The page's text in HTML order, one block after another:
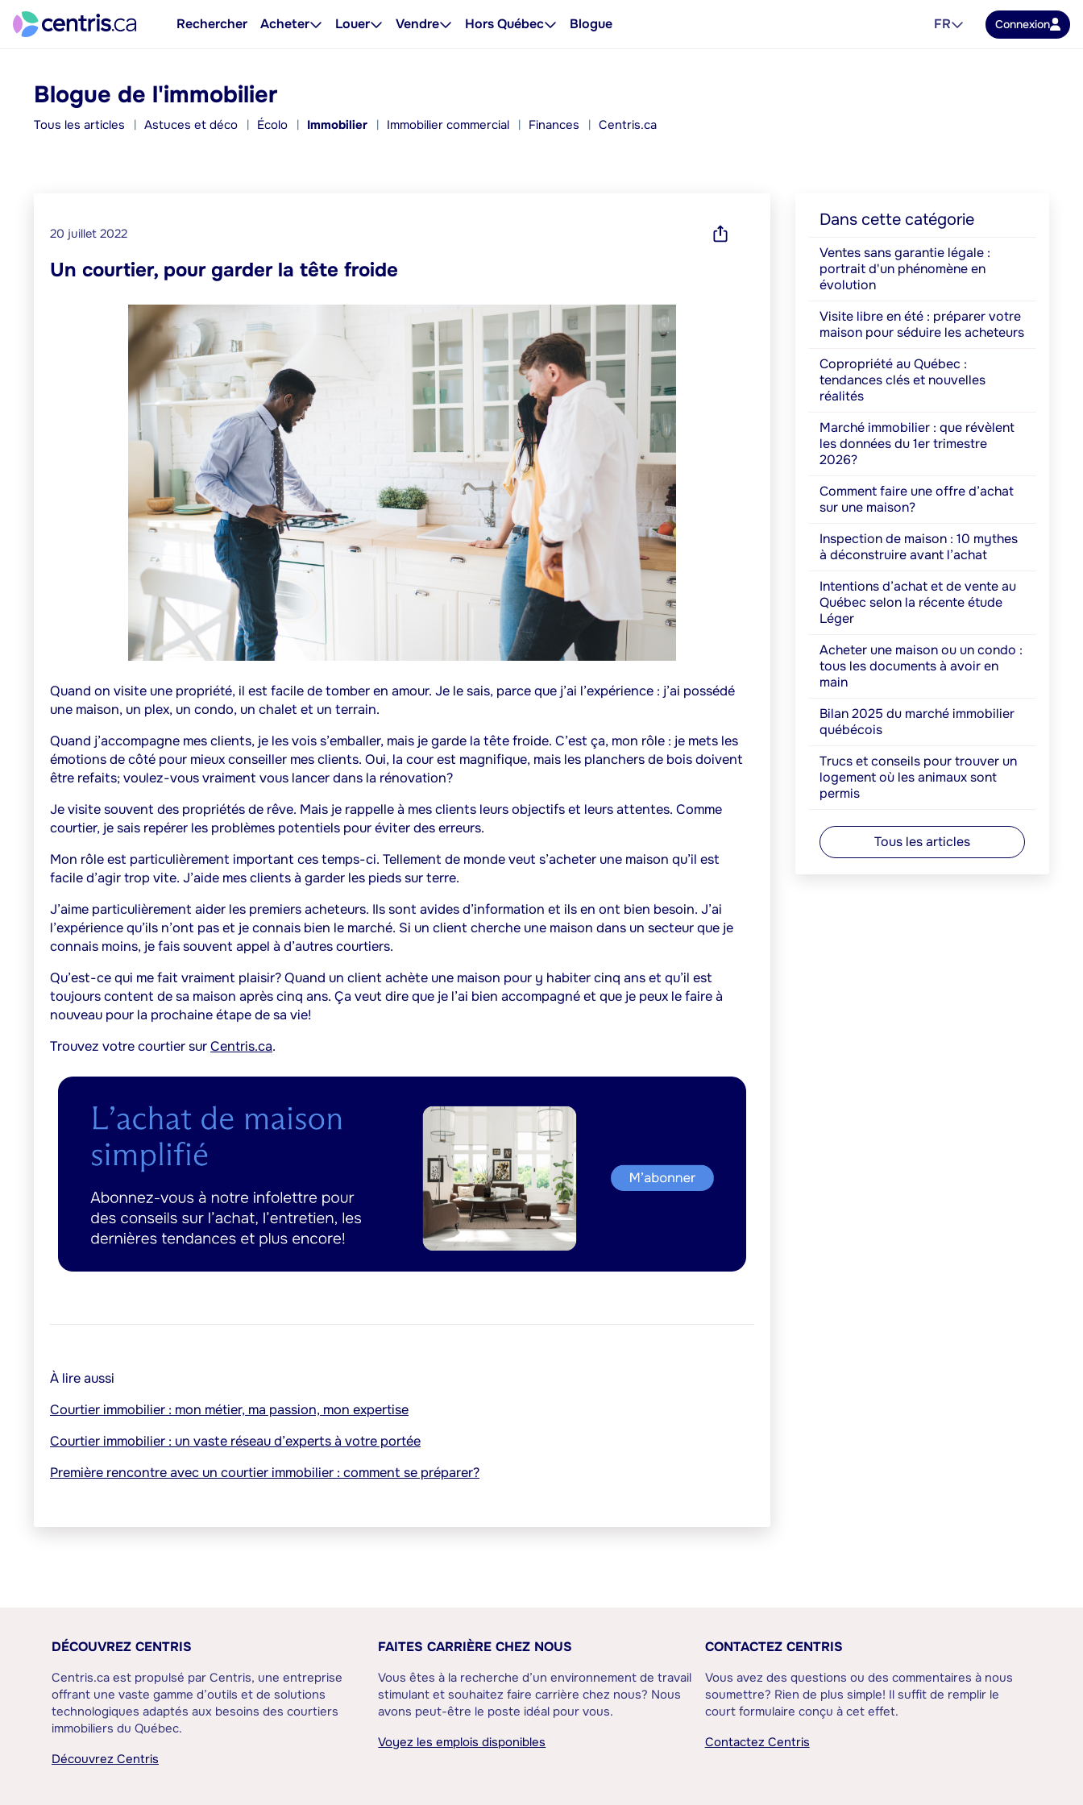
Rechercher Acheter Louer Vendre Hors Québec Blogue FR Connexion
Blogue de l'immobilier
Tous les articles Astuces et déco Écolo Immobilier Immobilier commercial Finances Centris.ca
20 juillet 2022
Un courtier, pour garder la tête froide
Quand on visite une propriété, il est facile de tomber en amour. Je le sais, parce que j’ai l’expérience : j’ai possédé
une maison, un plex, un condo, un chalet et un terrain.
Quand j’accompagne mes clients, je les vois s’emballer, mais je garde la tête froide. C’est ça, mon rôle : je mets les
émotions de côté pour mieux conseiller mes clients. Oui, la cour est magnifique, mais les planchers de bois doivent
être refaits; voulez-vous vraiment vous lancer dans la rénovation?
Je visite souvent des propriétés de rêve. Mais je rappelle à mes clients leurs objectifs et leurs attentes. Comme
courtier, je sais repérer les problèmes potentiels pour éviter des erreurs.
Mon rôle est particulièrement important ces temps-ci. Tellement de monde veut s’acheter une maison qu’il est
facile d’agir trop vite. J’aide mes clients à garder les pieds sur terre.
J’aime particulièrement aider les premiers acheteurs. Ils sont avides d’information et ils en ont bien besoin. J’ai
l’expérience qu’ils n’ont pas et je connais bien le marché. Si un client cherche une maison dans un secteur que je
connais moins, je fais souvent appel à d’autres courtiers.
Qu’est-ce qui me fait vraiment plaisir? Quand un client achète une maison pour y habiter cinq ans et qu’il est
toujours content de sa maison après cinq ans. Ça veut dire que je l’ai bien accompagné et que je peux le faire à
nouveau pour la prochaine étape de sa vie!
Trouvez votre courtier surCentris.ca.
À lire aussi
Courtier immobilier : mon métier, ma passion, mon expertise
Courtier immobilier : un vaste réseau d’experts à votre portée
Première rencontre avec un courtier immobilier : comment se préparer?
Dans cette catégorie
Ventes sans garantie légale :
portrait d'un phénomène en
évolution
Visite libre en été : préparer votre
maison pour séduire les acheteurs
Copropriété au Québec :
tendances clés et nouvelles
réalités
Marché immobilier : que révèlent
les données du 1er trimestre
2026?
Comment faire une offre d’achat
sur une maison?
Inspection de maison : 10 mythes
à déconstruire avant l’achat
Intentions d’achat et de vente au
Québec selon la récente étude
Léger
Acheter une maison ou un condo :
tous les documents à avoir en
main
Bilan 2025 du marché immobilier
québécois
Trucs et conseils pour trouver un
logement où les animaux sont
permis
Tous les articles
DÉCOUVREZ CENTRIS
Centris.ca est propulsé par Centris, une entreprise
offrant une vaste gamme d’outils et de solutions
technologiques adaptés aux besoins des courtiers
immobiliers du Québec.
Découvrez Centris
FAITES CARRIÈRE CHEZ NOUS
Vous êtes à la recherche d’un environnement de travail
stimulant et souhaitez faire carrière chez nous? Nous
avons peut-être le poste idéal pour vous.
Voyez les emplois disponibles
CONTACTEZ CENTRIS
Vous avez des questions ou des commentaires à nous
soumettre? Rien de plus simple! Il suffit de remplir le
court formulaire conçu à cet effet.
Contactez Centris